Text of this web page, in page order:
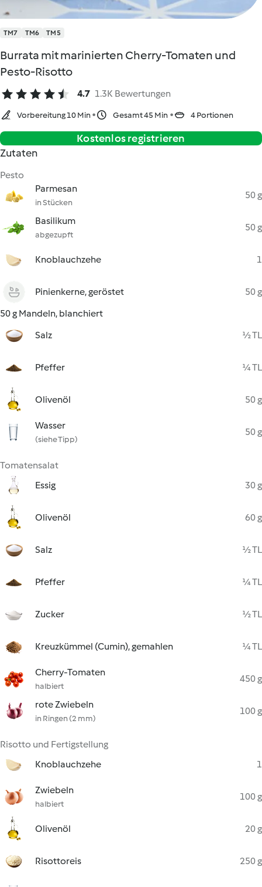
TM7 TM6 TM5
Burrata mit marinierten Cherry-Tomaten und
Pesto-Risotto
4.7 1.3K Bewertungen
Vorbereitung 10 Min Gesamt 45 Min 4 Portionen
Kostenlos registrieren
Zutaten
Pesto
Parmesan
in Stücken
50 g
Basilikum
abgezupft
50 g
Knoblauchzehe 1
Pinienkerne, geröstet
50 g
50 g Mandeln, blanchiert
Salz
½ TL
Pfeffer ¼ TL
Olivenöl 50 g
Wasser
(siehe Tipp)
50 g
Tomatensalat
Essig
30 g
Olivenöl 60 g
Salz ½ TL
Pfeffer ¼ TL
Zucker ½ TL
Kreuzkümmel (Cumin), gemahlen ¼ TL
Cherry-Tomaten
halbiert
450 g
rote Zwiebeln
in Ringen (2 mm)
100 g
Risotto und Fertigstellung
Knoblauchzehe
1
Zwiebeln
halbiert
100 g
Olivenöl 20 g
Risottoreis 250 g